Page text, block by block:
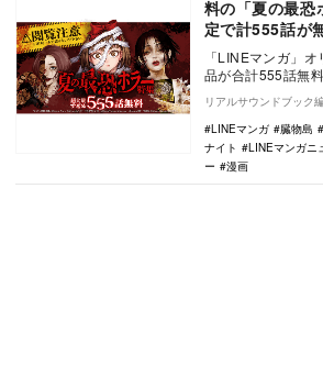
料の「夏の最恐
定で計555話が
「LINEマンガ」
品が合計555話無
「【閲覧注意】ガ
の最恐ホラ…
リアルサウンドブック
LINEマンガ
臓物島
ナイト
LINEマンガニ
ー
漫画